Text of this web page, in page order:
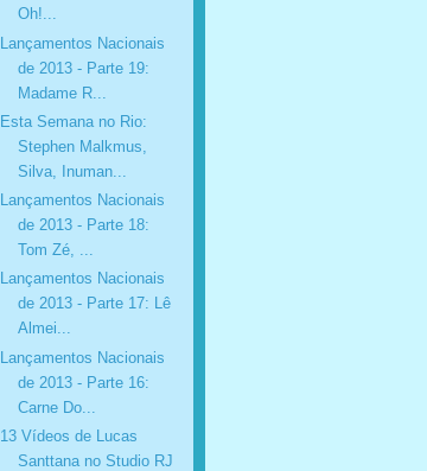
Oh!...
Lançamentos Nacionais
de 2013 - Parte 19:
Madame R...
Esta Semana no Rio:
Stephen Malkmus,
Silva, Inuman...
Lançamentos Nacionais
de 2013 - Parte 18:
Tom Zé, ...
Lançamentos Nacionais
de 2013 - Parte 17: Lê
Almei...
Lançamentos Nacionais
de 2013 - Parte 16:
Carne Do...
13 Vídeos de Lucas
Santtana no Studio RJ